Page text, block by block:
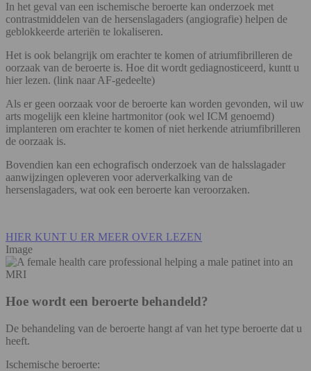
In het geval van een ischemische beroerte kan onderzoek met
contrastmiddelen van de hersenslagaders (angiografie) helpen de
geblokkeerde arteriën te lokaliseren.
Het is ook belangrijk om erachter te komen of atriumfibrilleren de
oorzaak van de beroerte is. Hoe dit wordt gediagnosticeerd, kuntt u
hier lezen. (link naar AF-gedeelte)
Als er geen oorzaak voor de beroerte kan worden gevonden, wil uw
arts mogelijk een kleine hartmonitor (ook wel ICM genoemd)
implanteren om erachter te komen of niet herkende atriumfibrilleren
de oorzaak is.
Bovendien kan een echografisch onderzoek van de halsslagader
aanwijzingen opleveren voor aderverkalking van de
hersenslagaders, wat ook een beroerte kan veroorzaken.
HIER KUNT U ER MEER OVER LEZEN
Image
Hoe wordt een beroerte behandeld?
De behandeling van de beroerte hangt af van het type beroerte dat u
heeft.
Ischemische beroerte: